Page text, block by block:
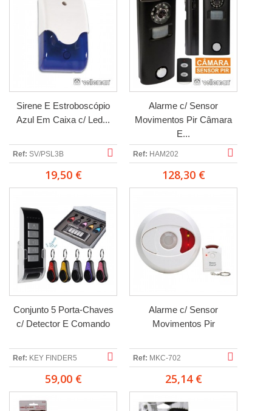
Sirene E Estroboscópio
Azul Em Caixa c/ Led...
Ref: SV/PSL3B
19,50 €
Alarme c/ Sensor
Movimentos Pir Câmara
E...
Ref: HAM202
128,30 €
Conjunto 5 Porta-Chaves
c/ Detector E Comando
Ref: KEY FINDER5
59,00 €
Alarme c/ Sensor
Movimentos Pir
Ref: MKC-702
25,14 €